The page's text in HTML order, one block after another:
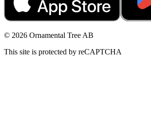
© 2026 Ornamental Tree AB
This site is protected by reCAPTCHA